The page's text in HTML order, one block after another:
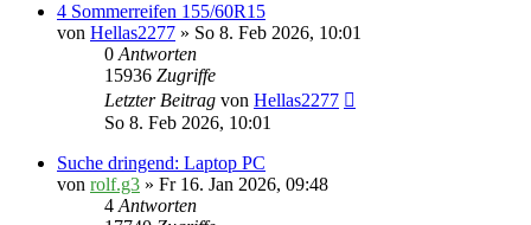
4 Sommerreifen 155/60R15
von Hellas2277 » So 8. Feb 2026, 10:01
0Antworten
15936 Zugriffe
Letzter Beitrag von Hellas2277
So 8. Feb 2026, 10:01
Suche dringend: Laptop PC
von rolf.g3 » Fr 16. Jan 2026, 09:48
4Antworten